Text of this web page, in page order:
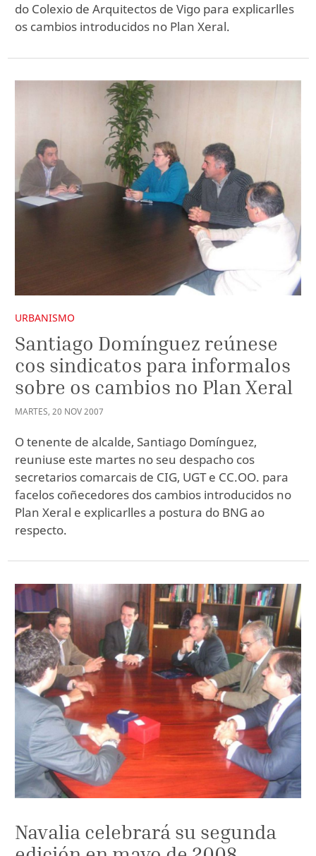
do Colexio de Arquitectos de Vigo para explicarlles
os cambios introducidos no Plan Xeral.
URBANISMO
Santiago Domínguez reúnese
cos sindicatos para informalos
sobre os cambios no Plan Xeral
MARTES, 20 NOV2007
O tenente de alcalde, Santiago Domínguez,
reuniuse este martes no seu despacho cos
secretarios comarcais de CIG, UGT e CC.OO. para
facelos coñecedores dos cambios introducidos no
Plan Xeral e explicarlles a postura do BNG ao
respecto.
Navalia celebrará su segunda